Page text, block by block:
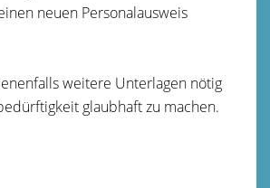
neuen Personalausweis
weitere Unterlagen nötig
glaubhaft zu machen.